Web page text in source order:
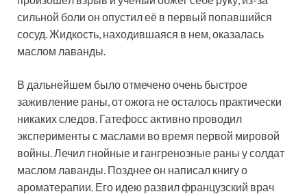
сильной боли он опустил её в первый попавшийся
сосуд. Жидкость, находившаяся в нем, оказалась
маслом лаванды.
В дальнейшем было отмечено очень быстрое
заживление раны, от ожога не осталось практически
никаких следов. Гатефосс активно проводил
эксперименты с маслами во время первой мировой
войны. Лечил гнойные и гангренозные раны у солдат
маслом лаванды. Позднее он написал книгу о
ароматерапии. Его идею развил французский врач